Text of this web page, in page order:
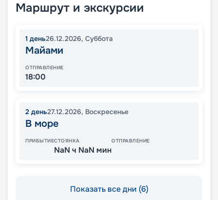
Маршрут и экскурсии
1 день26.12.2026, Суббота
Майами
ОТПРАВЛЕНИЕ
18:00
2 день27.12.2026, Воскресенье
В море
ПРИБЫТИЕСТОЯНКА
NaN ч NaN мин
ОТПРАВЛЕНИЕ
Показать все дни (6)